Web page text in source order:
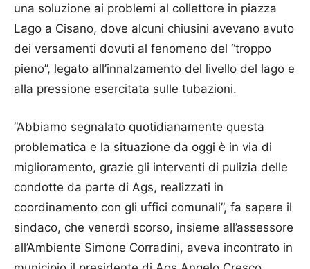
una soluzione ai problemi al collettore in piazza
Lago a Cisano, dove alcuni chiusini avevano avuto
dei versamenti dovuti al fenomeno del “troppo
pieno”, legato all’innalzamento del livello del lago e
alla pressione esercitata sulle tubazioni.
“Abbiamo segnalato quotidianamente questa
problematica e la situazione da oggi è in via di
miglioramento, grazie gli interventi di pulizia delle
condotte da parte di Ags, realizzati in
coordinamento con gli uffici comunali”, fa sapere il
sindaco, che venerdì scorso, insieme all’assessore
all’Ambiente Simone Corradini, aveva incontrato in